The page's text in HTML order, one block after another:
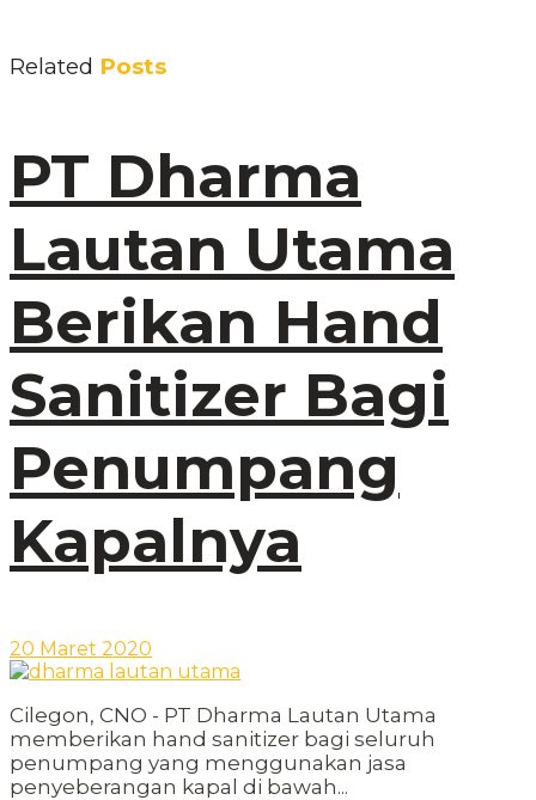
Related Posts
PT Dharma
Lautan Utama
Berikan Hand
Sanitizer Bagi
Penumpang
Kapalnya
20 Maret 2020
Cilegon, CNO - PT Dharma Lautan Utama
memberikan hand sanitizer bagi seluruh
penumpang yang menggunakan jasa
penyeberangan kapal di bawah...